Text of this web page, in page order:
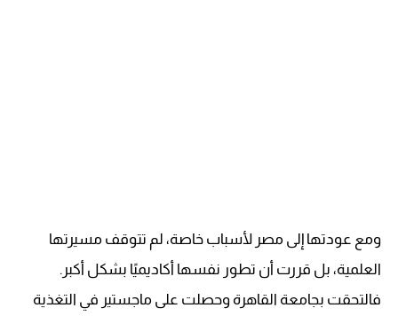
ومع عودتها إلى مصر لأسباب خاصة، لم تتوقف مسيرتها
العلمية، بل قررت أن تطور نفسها أكاديميًا بشكل أكبر.
فالتحقت بجامعة القاهرة وحصلت على ماجستير في التغذية